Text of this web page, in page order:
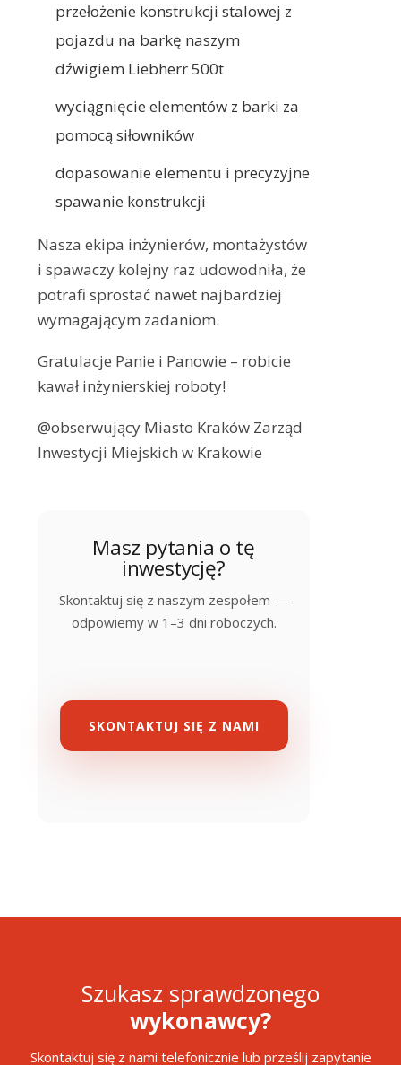
przełożenie konstrukcji stalowej z
pojazdu na barkę naszym
dźwigiem Liebherr 500t
wyciągnięcie elementów z barki za
pomocą siłowników
dopasowanie elementu i precyzyjne
spawanie konstrukcji
Nasza ekipa inżynierów, montażystów
i spawaczy kolejny raz udowodniła, że
potrafi sprostać nawet najbardziej
wymagającym zadaniom.
Gratulacje Panie i Panowie – robicie
kawał inżynierskiej roboty!
@obserwujący Miasto Kraków Zarząd
Inwestycji Miejskich w Krakowie
Masz pytania o tę
inwestycję?
Skontaktuj się z naszym zespołem —
odpowiemy w 1–3 dni roboczych.
SKONTAKTUJ SIĘ Z NAMI
Szukasz sprawdzonego
wykonawcy?
Skontaktuj się z nami telefonicznie lub prześlij zapytanie